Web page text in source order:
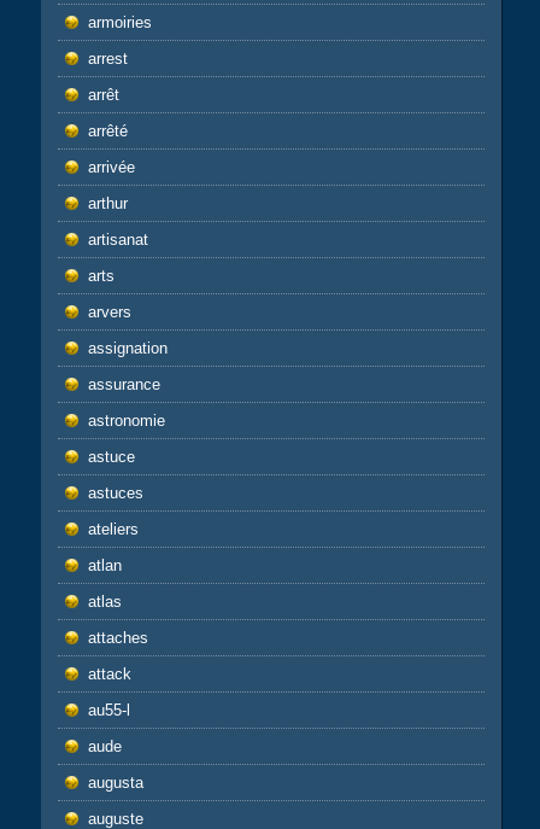
armoiries
arrest
arrêt
arrêté
arrivée
arthur
artisanat
arts
arvers
assignation
assurance
astronomie
astuce
astuces
ateliers
atlan
atlas
attaches
attack
au55-l
aude
augusta
auguste